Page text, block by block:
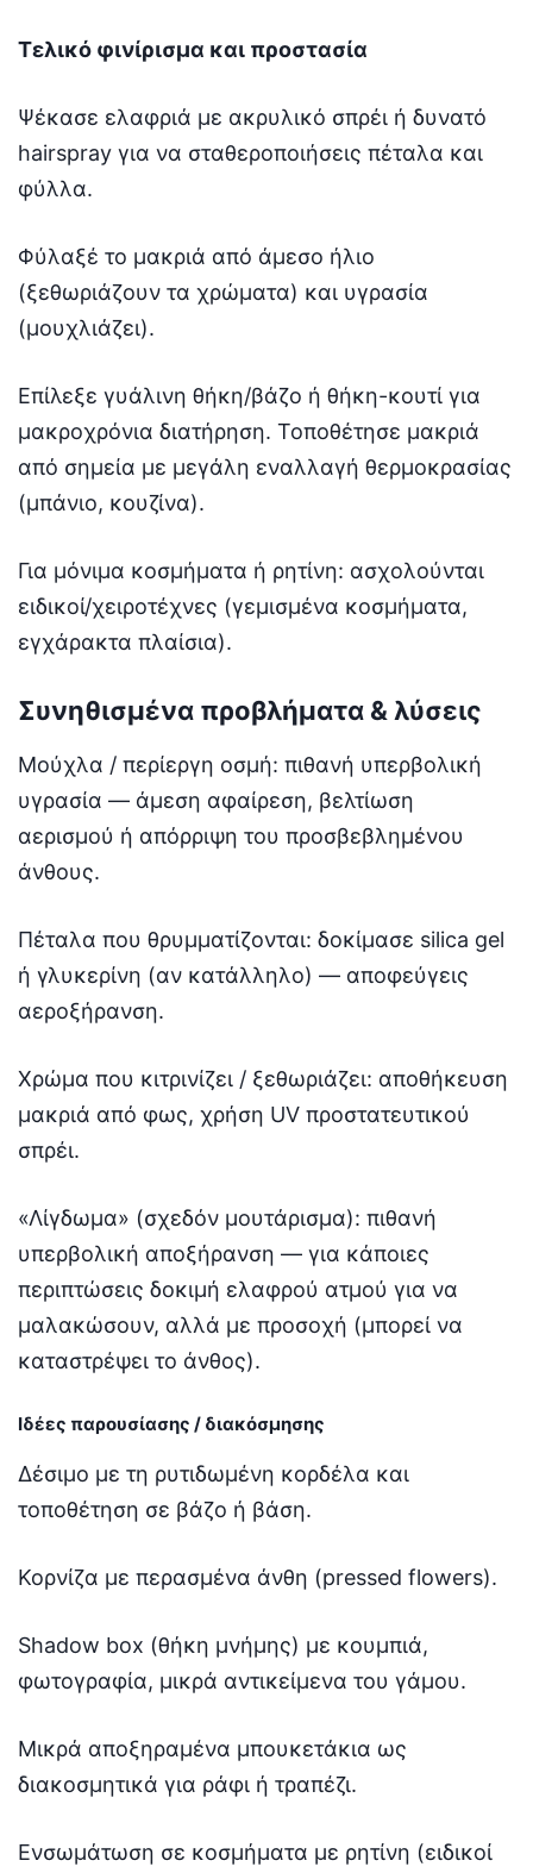
Τελικό φινίρισμα και προστασία
Ψέκασε ελαφριά με ακρυλικό σπρέι ή δυνατό
hairspray για να σταθεροποιήσεις πέταλα και
φύλλα.
Φύλαξέ το μακριά από άμεσο ήλιο
(ξεθωριάζουν τα χρώματα) και υγρασία
(μουχλιάζει).
Επίλεξε γυάλινη θήκη/βάζο ή θήκη-κουτί για
μακροχρόνια διατήρηση. Τοποθέτησε μακριά
από σημεία με μεγάλη εναλλαγή θερμοκρασίας
(μπάνιο, κουζίνα).
Για μόνιμα κοσμήματα ή ρητίνη: ασχολούνται
ειδικοί/χειροτέχνες (γεμισμένα κοσμήματα,
εγχάρακτα πλαίσια).
Συνηθισμένα προβλήματα & λύσεις
Μούχλα / περίεργη οσμή: πιθανή υπερβολική
υγρασία — άμεση αφαίρεση, βελτίωση
αερισμού ή απόρριψη του προσβεβλημένου
άνθους.
Πέταλα που θρυμματίζονται: δοκίμασε silica gel
ή γλυκερίνη (αν κατάλληλο) — αποφεύγεις
αεροξήρανση.
Χρώμα που κιτρινίζει / ξεθωριάζει: αποθήκευση
μακριά από φως, χρήση UV προστατευτικού
σπρέι.
«Λίγδωμα» (σχεδόν μουτάρισμα): πιθανή
υπερβολική αποξήρανση — για κάποιες
περιπτώσεις δοκιμή ελαφρού ατμού για να
μαλακώσουν, αλλά με προσοχή (μπορεί να
καταστρέψει το άνθος).
Ιδέες παρουσίασης / διακόσμησης
Δέσιμο με τη ρυτιδωμένη κορδέλα και
τοποθέτηση σε βάζο ή βάση.
Κορνίζα με περασμένα άνθη (pressed flowers).
Shadow box (θήκη μνήμης) με κουμπιά,
φωτογραφία, μικρά αντικείμενα του γάμου.
Μικρά αποξηραμένα μπουκετάκια ως
διακοσμητικά για ράφι ή τραπέζι.
Ενσωμάτωση σε κοσμήματα με ρητίνη (ειδικοί